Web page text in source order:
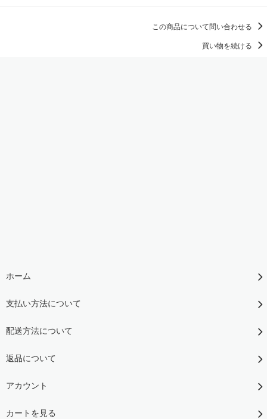
この商品について問い合わせる
買い物を続ける
ホーム
支払い方法について
配送方法について
返品について
アカウント
カートを見る